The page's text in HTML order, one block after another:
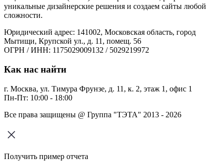
уникальные дизайнерские решения и создаем сайты любой
сложности.
Юридический адрес: 141002, Московская область, город
Мытищи, Крупской ул., д. 11, помещ. 56
ОГРН / ИНН: 1175029009132 / 5029219972
Как нас найти
г. Москва, ул. Тимура Фрунзе, д. 11, к. 2, этаж 1, офис 1
Пн-Пт: 10:00 - 18:00
Все права защищены @ Группа "ТЭТА" 2013 - 2026
Получить пример отчета